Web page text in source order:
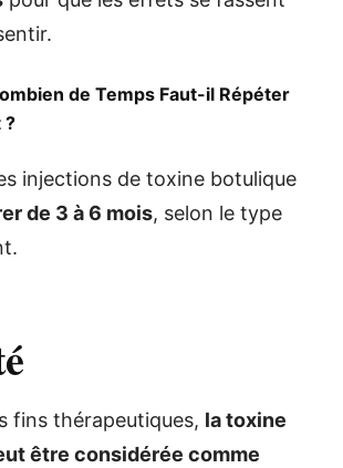
de Temps Faut-il Répéter
?
injections de toxine botulique
de 3 à 6 mois, selon le type
fins thérapeutiques, la toxine
être considérée comme